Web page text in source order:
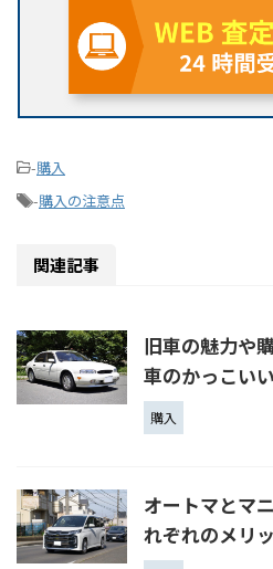
-購入
-購入の注意点
関連記事
旧車の魅力や
車のかっこい
購入
オートマとマ
れぞれのメリ